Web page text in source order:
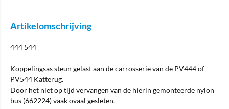
Artikelomschrijving
444 544
Koppelingsas steun gelast aan de carrosserie van de PV444 of
PV544 Katterug.
Door het niet op tijd vervangen van de hierin gemonteerde nylon
bus (662224) vaak ovaal gesleten.